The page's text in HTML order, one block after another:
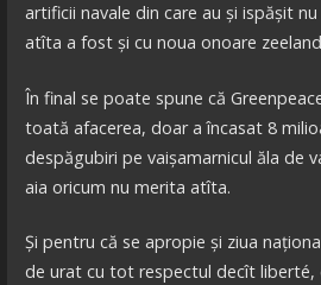
artificii navale din care au și ispășit
atîta a fost și cu noua onoare
În final se poate spune că
toată afacerea, doar a încasat 8
despăgubiri pe vaișamarnicul ăla de
aia oricum nu merita atîta.
Și pentru că se apropie și ziua
de urat cu tot respectul decît